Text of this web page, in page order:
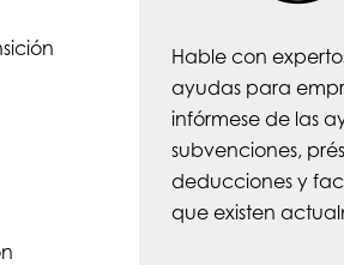
Hable con
ayudas para
infórmese de las
subvenciones,
deducciones y
que existen